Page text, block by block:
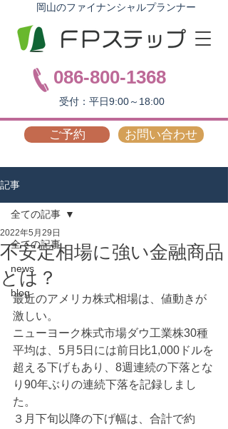
ご予約 お問い合わせ
086-800-1368
岡山のファイナンシャルプランナー
受付：平日9:00～18:00
記事
全ての記事
news
blog
全ての記事
不安定相場に強い金融商品
とは？
2022年5月29日
最近のアメリカ株式相場は、値動きが
激しい。
ニューヨーク株式市場ダウ工業株30種
平均は、5月5日には前日比1,000ドルを
超える下げもあり、8週連続の下落とな
り90年ぶりの連続下落を記録しまし
た。
３月下旬以降の下げ幅は、合計で約